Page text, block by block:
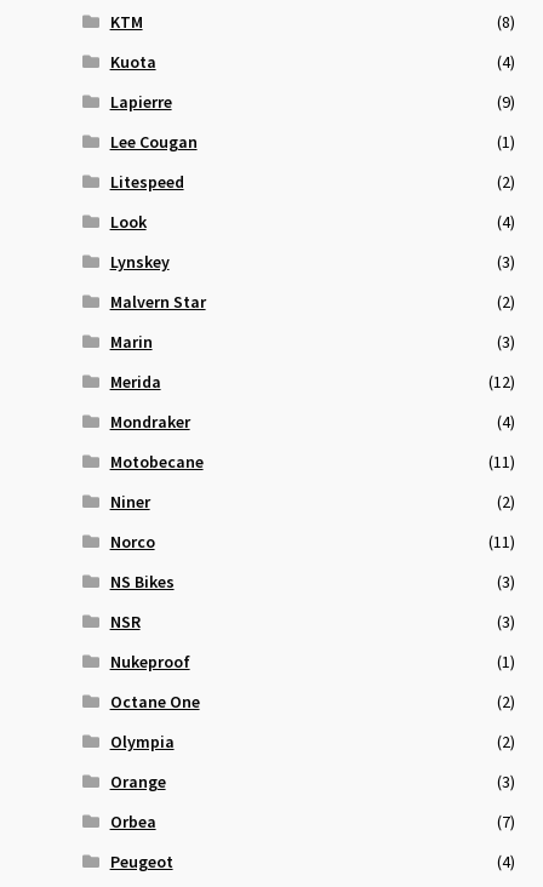
KTM
(8)
Kuota
(4)
Lapierre
(9)
Lee Cougan
(1)
Litespeed
(2)
Look
(4)
Lynskey
(3)
Malvern Star
(2)
Marin
(3)
Merida
(12)
Mondraker
(4)
Motobecane
(11)
Niner
(2)
Norco
(11)
NS Bikes
(3)
NSR
(3)
Nukeproof
(1)
Octane One
(2)
Olympia
(2)
Orange
(3)
Orbea
(7)
Peugeot
(4)